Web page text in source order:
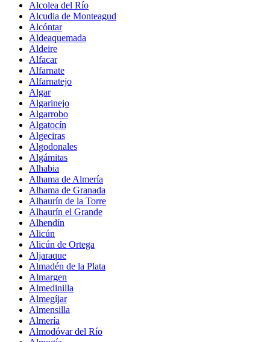
Alcolea del Río
Alcudia de Monteagud
Alcóntar
Aldeaquemada
Aldeire
Alfacar
Alfarnate
Alfarnatejo
Algar
Algarinejo
Algarrobo
Algatocín
Algeciras
Algodonales
Algámitas
Alhabia
Alhama de Almería
Alhama de Granada
Alhaurín de la Torre
Alhaurín el Grande
Alhendín
Alicún
Alicún de Ortega
Aljaraque
Almadén de la Plata
Almargen
Almedinilla
Almegíjar
Almensilla
Almería
Almodóvar del Río